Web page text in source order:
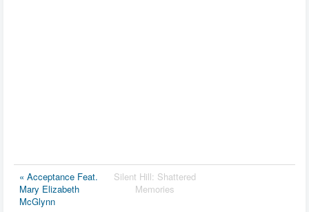
« Acceptance Feat.
Mary Elizabeth
McGlynn
Silent Hill: Shattered
Memories